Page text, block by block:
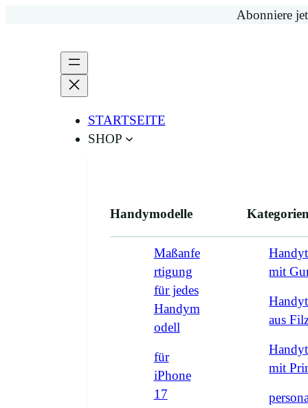
Abonniere
STARTSEITE
SHOP
Handymodelle
Maßanfe
rtigung
für jedes
Handym
odell
für
iPhone
17
mit
aus
mit